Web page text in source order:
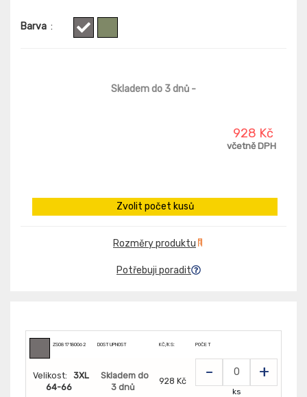
Barva :
Skladem do 3 dnů -
928 Kč
včetně DPH
Zvolit počet kusů
Rozměry produktu
Potřebuji poradit
ZS0817180062 DOSTUPNOST KČ/KS: POČET
Velikost:
3XL
64-66
Skladem do
3 dnů
928 Kč - +
ks